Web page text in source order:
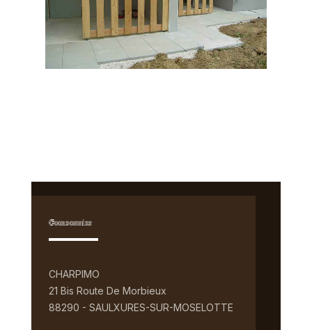
Coordonnées
CHARPIMO
21 Bis Route De Morbieux
88290 - SAULXURES-SUR-MOSELOTTE